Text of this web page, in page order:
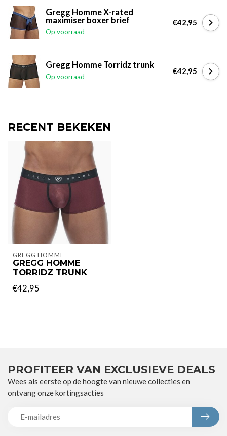
Gregg Homme X-rated
maximiser boxer brief
Op voorraad
€42,95
Gregg Homme Torridz trunk
Op voorraad
€42,95
RECENT BEKEKEN
GREGG HOMME
GREGG HOMME
TORRIDZ TRUNK
€42,95
PROFITEER VAN EXCLUSIEVE DEALS
Wees als eerste op de hoogte van nieuwe collecties en
ontvang onze kortingsacties